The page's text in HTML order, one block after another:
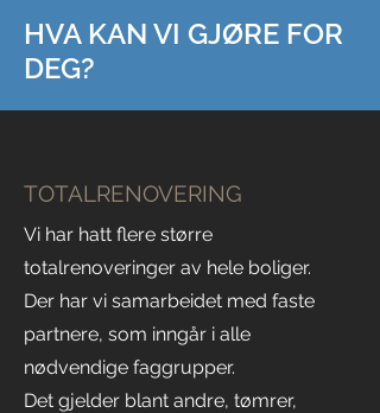
HVA KAN VI GJØRE FOR
DEG?
TOTALRENOVERING
Vi har hatt flere større
totalrenoveringer av hele boliger.
Der har vi samarbeidet med faste
partnere, som inngår i alle
nødvendige faggrupper.
Det gjelder blant andre, tømrer,